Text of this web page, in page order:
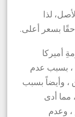
لذا
بسعر أعلى.
أميركا
، بسبب عدم
، وأيضاً بسبب
مما أدى
، وعدم